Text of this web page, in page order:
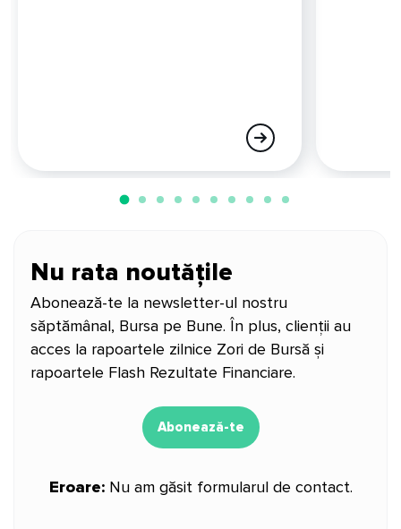
Nu rata noutățile
Abonează-te la newsletter-ul nostru
săptămânal, Bursa pe Bune. În plus, clienții au
acces la rapoartele zilnice Zori de Bursă și
rapoartele Flash Rezultate Financiare.
Abonează-te
Eroare:Nu am găsit formularul de contact.